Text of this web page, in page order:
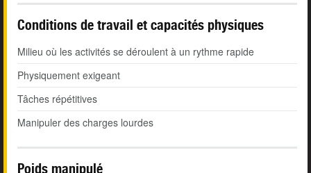
Conditions de travail et capacités physiques
Milieu où les activités se déroulent à un rythme rapide
Physiquement exigeant
Tâches répétitives
Manipuler des charges lourdes
Poids manipulé